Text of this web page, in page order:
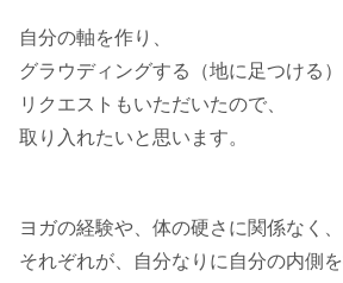
自分の軸を作り、
グラウディングする（地に足つける
リクエストもいただいたので、
取り入れたいと思います。
ヨガの経験や、体の硬さに関係なく、
それぞれが、自分なりに自分の内側を